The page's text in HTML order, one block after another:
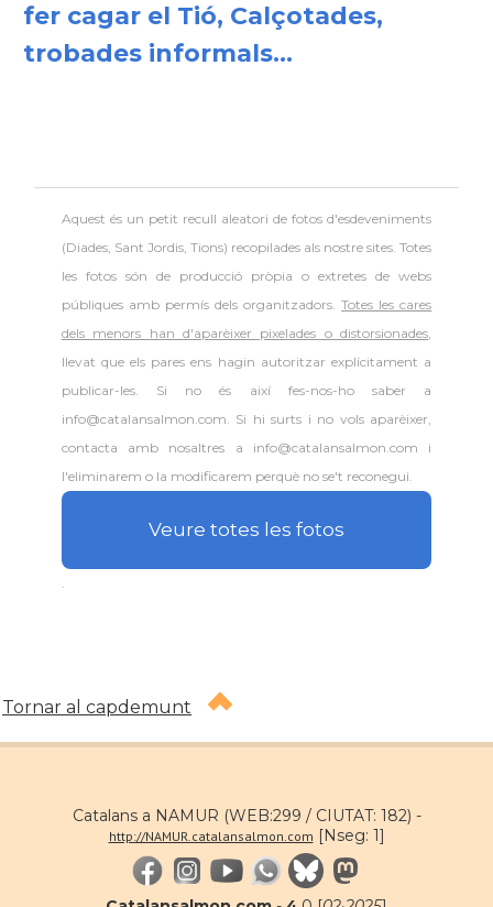
fer cagar el Tió, Calçotades,
trobades informals...
Aquest és un petit recull aleatori defotos d'esdeveniments
(Diades, Sant Jordis, Tions) recopilades als nostre sites. Totes
les fotos són de producció pròpia o extretes de webs
públiques amb permís dels organitzadors.Totes les cares
dels menors han d'aparèixer pixelades o distorsionades,
llevat que els pares ens hagin autoritzar explícitament a
publicar-les. Si no és així fes-nos-ho saber a
info@catalansalmon.com. Si hi surts i no vols aparèixer,
contacta amb nosaltres a info@catalansalmon.com i
l'eliminarem o la modificarem perquè no se't reconegui.
Veure totes les fotos
Tornar al capdemunt
Catalans a NAMUR (WEB:299 / CIUTAT: 182) -
http://NAMUR.catalansalmon.com [Nseg: 1]